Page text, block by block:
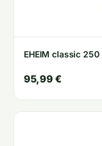
EHEIM classic 250
95,99 €